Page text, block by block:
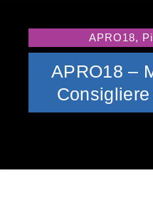
APRO18,
APRO18 –